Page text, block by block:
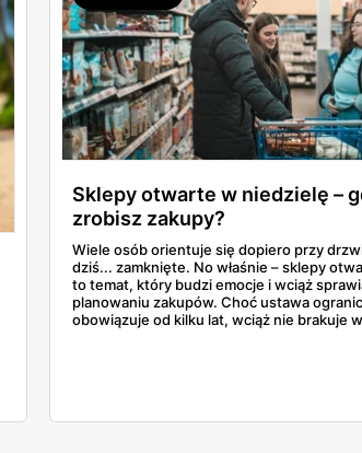
Sklepy otwarte w niedzielę –
zrobisz zakupy?
Wiele osób orientuje się dopiero przy
dziś... zamknięte. No właśnie – sklepy
to temat, który budzi emocje i wciąż
planowaniu zakupów. Choć ustawa
obowiązuje od kilku lat, wciąż nie brakuje
mieście.